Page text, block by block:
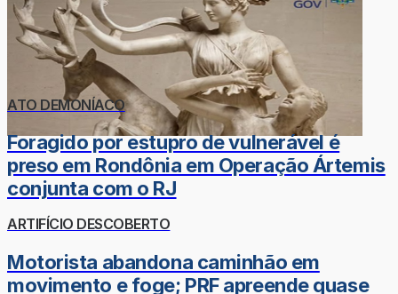
ATO DEMONÍACO
Foragido por estupro de vulnerável é
preso em Rondônia em Operação Ártemis
conjunta com o RJ
ARTIFÍCIO DESCOBERTO
Motorista abandona caminhão em
movimento e foge; PRF apreende quase